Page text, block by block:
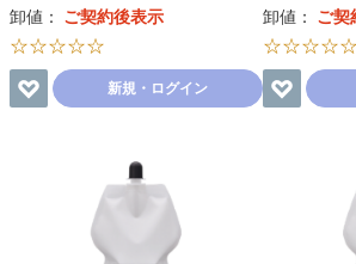
卸値： ご契約後表示
☆☆☆☆☆
新規・ログイン
卸値： ご契
☆☆☆☆☆